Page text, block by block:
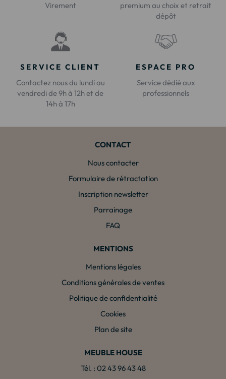
Virement
premium au choix et retrait
dépôt
SERVICE CLIENT
Contactez nous du lundi au
vendredi de 9h à 12h et de
14h à 17h
ESPACE PRO
Service dédié aux
professionnels
CONTACT
Nous contacter
Formulaire de rétractation
Inscription newsletter
Parrainage
FAQ
MENTIONS
Mentions légales
Conditions générales de ventes
Politique de confidentialité
Cookies
Plan de site
MEUBLE HOUSE
Tél. : 02 43 96 43 48